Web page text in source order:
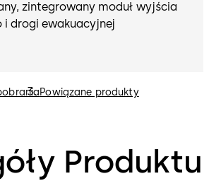
zintegrowany moduł wyjścia
i drogi ewakuacyjnej
Powiązane produkty
Produktu